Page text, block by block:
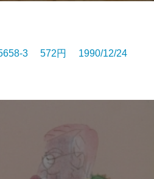
3 572円 1990/12/24